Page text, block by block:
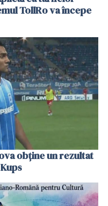
TollRo va începe
obține un rezultat